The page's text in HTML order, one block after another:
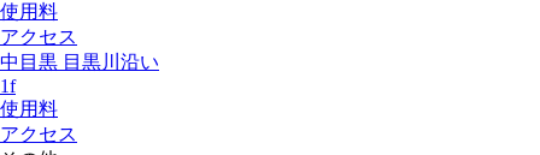
使用料
アクセス
中目黒 目黒川沿い
1f
使用料
アクセス